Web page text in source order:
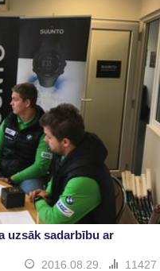
uzsāk sadarbību ar
2016.08.29. 11427